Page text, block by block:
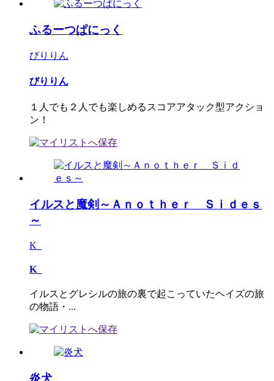
ふるーつぱにっく
びりりん
びりりん
１人でも２人でも楽しめるスコアアタック型アクショ
ン！
イルスと魔剣～Ａｎｏｔｈｅｒ Ｓｉｄｅｓ
～
K_
K_
イルスとグレシルの旅の裏で起こっていたヘイズの旅
の物語・...
炎犬